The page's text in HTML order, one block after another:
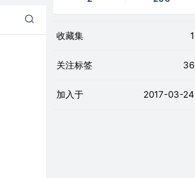
收藏集 1
关注标签 36
加入于 2017-03-24